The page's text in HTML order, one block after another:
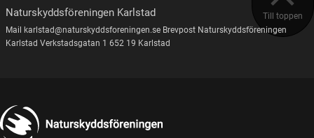
Till toppen
Naturskyddsföreningen Karlstad
Mail karlstad@naturskyddsforeningen.se Brevpost Naturskyddsföreningen
Karlstad Verkstadsgatan 1 652 19 Karlstad